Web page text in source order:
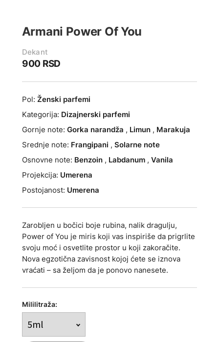
Armani Power Of You
Dekant
900 RSD
Pol: Ženski parfemi
Kategorija: Dizajnerski parfemi
Gornje note: Gorka narandža , Limun , Marakuja
Srednje note: Frangipani , Solarne note
Osnovne note: Benzoin , Labdanum , Vanila
Projekcija: Umerena
Postojanost: Umerena
Zarobljen u bočici boje rubina, nalik dragulju,
Power of You je miris koji vas inspiriše da prigrlite
svoju moć i osvetlite prostor u koji zakoračite.
Nova egzotična zavisnost kojoj ćete se iznova
vraćati – sa željom da je ponovo nanesete.
Mililitraža: